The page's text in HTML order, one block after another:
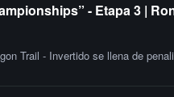
- Etapa 3 |
Trail - Invertido se llena de